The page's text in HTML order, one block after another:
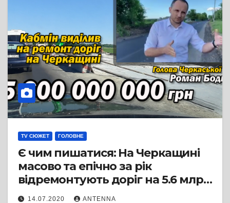
TV СЮЖЕТ ГОЛОВНЕ
Є чим пишатися: На Черкащині
масово та епічно за рік
відремонтують доріг на 5.6 млрд
грн14.07.2020 ANTENNA